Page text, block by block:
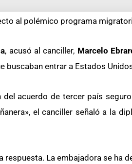
al polémico programa
, acusó al canciller, Marcelo
buscaban entrar a Estados
acuerdo de tercer país
el canciller señaló a la
respuesta. La embajadora se ha